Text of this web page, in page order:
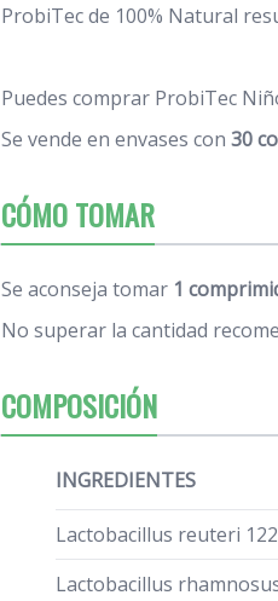
ProbiTec de 100% Natural
Puedes comprar ProbiTec
Se vende en envases con 30
CÓMO TOMAR
Se aconseja tomar 1
No superar la cantidad
COMPOSICIÓN
INGREDIENTES
Lactobacillus reuteri
Lactobacillus